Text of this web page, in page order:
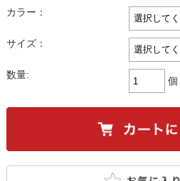
カラー：
サイズ：
数量:
個